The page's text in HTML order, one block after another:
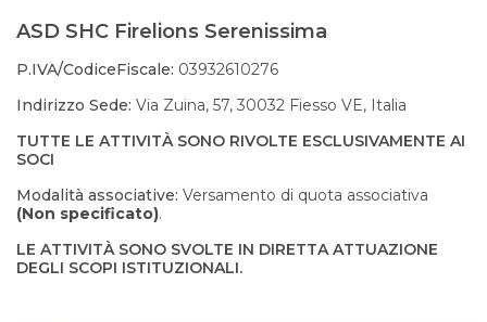
ASD SHC Firelions Serenissima
P.IVA/CodiceFiscale: 03932610276
Indirizzo Sede: Via Zuina, 57, 30032 Fiesso VE, Italia
TUTTE LE ATTIVITÀ SONO RIVOLTE ESCLUSIVAMENTE AI
SOCI
Modalità associative: Versamento di quota associativa
(Non specificato).
LE ATTIVITÀ SONO SVOLTE IN DIRETTA ATTUAZIONE
DEGLI SCOPI ISTITUZIONALI.